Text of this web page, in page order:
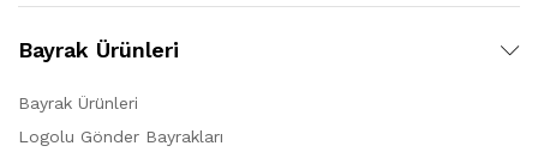
Bayrak Ürünleri
Bayrak Ürünleri
Logolu Gönder Bayrakları